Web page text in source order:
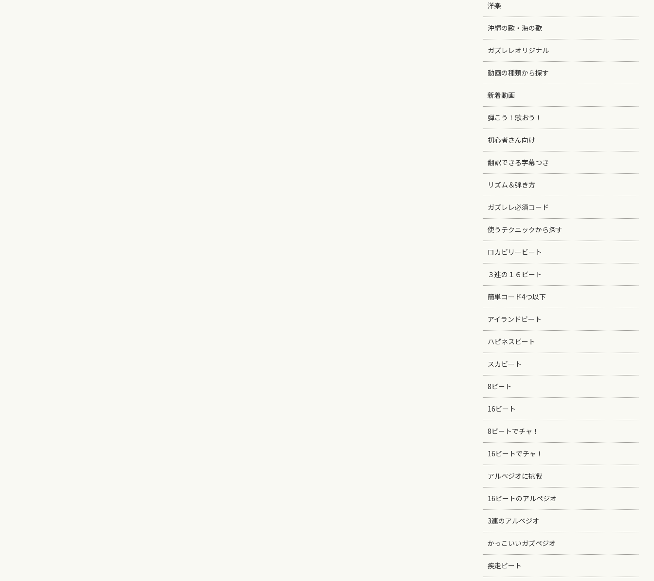
洋楽
沖縄の歌・海の歌
ガズレレオリジナル
動画の種類から探す
新着動画
弾こう！歌おう！
初心者さん向け
翻訳できる字幕つき
リズム＆弾き方
ガズレレ必須コード
使うテクニックから探す
ロカビリービート
３連の１６ビート
簡単コード4つ以下
アイランドビート
ハピネスビート
スカビート
8ビート
16ビート
8ビートでチャ！
16ビートでチャ！
アルペジオに挑戦
16ビートのアルペジオ
3連のアルペジオ
かっこいいガズペジオ
疾走ビート